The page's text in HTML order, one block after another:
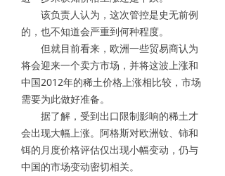
该负责人认为，这次管控是史无前例
的，也不知道会严重到何种程度。
但就目前看来，欧洲一些贸易商认为
将会迎来一个卖方市场，并将这波上涨和
中国2012年的稀土价格上涨相比较，市场
需要为此做好准备。
据了解，受到出口限制影响的稀土才
会出现大幅上涨。阿格斯对欧洲钕、铈和
铒的月度价格评估仅出现小幅变动，仍与
中国的市场变动密切相关。